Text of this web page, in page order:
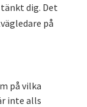
dig. Det
på
på vilka
inte alls